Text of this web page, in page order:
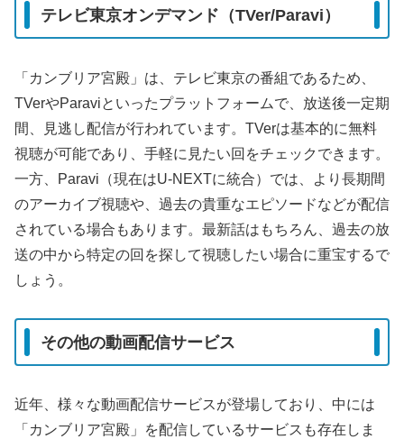
テレビ東京オンデマンド（TVer/Paravi）
「カンブリア宮殿」は、テレビ東京の番組であるため、
TVerやParaviといったプラットフォームで、放送後一定期
間、見逃し配信が行われています。TVerは基本的に無料
視聴が可能であり、手軽に見たい回をチェックできます。
一方、Paravi（現在はU-NEXTに統合）では、より長期間
のアーカイブ視聴や、過去の貴重なエピソードなどが配信
されている場合もあります。最新話はもちろん、過去の放
送の中から特定の回を探して視聴したい場合に重宝するで
しょう。
その他の動画配信サービス
近年、様々な動画配信サービスが登場しており、中には
「カンブリア宮殿」を配信しているサービスも存在しま